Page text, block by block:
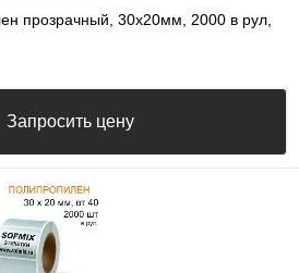
прозрачный, 30х20мм, 2000 в рул,
Запросить цену